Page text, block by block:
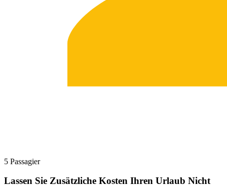
5 Passagier
Lassen Sie Zusätzliche Kosten Ihren Urlaub Nicht